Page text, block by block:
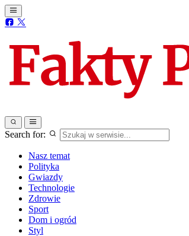
Search for:
Nasz temat
Polityka
Gwiazdy
Technologie
Zdrowie
Sport
Dom i ogród
Styl